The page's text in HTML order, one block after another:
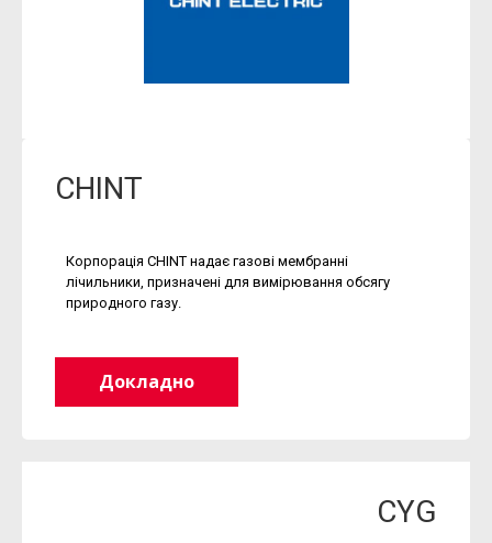
CHINT
Корпорація CHINT надає газові мембранні
лічильники, призначені для вимірювання обсягу
природного газу.
Докладно
CYG